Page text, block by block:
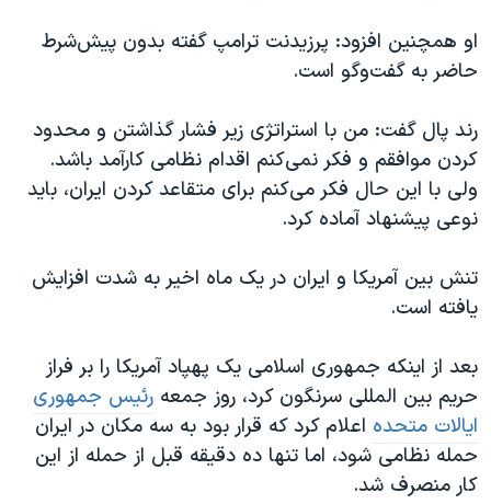
اسرائیل در جنگ
همایش محافظه‌کاران آمریکا «سی‌پک»
صفحه‌های ویژه
سفر پرزیدنت ترامپ به چین
او همچنین افزود: پرزیدنت ترامپ گفته بدون پیش‌شرط
حاضر به گفت‌وگو است.
رند پال گفت: من با استراتژی زیر فشار گذاشتن و محدود
کردن موافقم و فکر نمی‌کنم اقدام نظامی کارآمد باشد.
ولی با این حال فکر می‌کنم برای متقاعد کردن ایران، باید
نوعی پیشنهاد آماده کرد.
تنش بین آمریکا و ایران در یک ماه اخیر به شدت افزایش
یافته است.
بعد از اینکه جمهوری اسلامی یک پهپاد آمریکا را بر فراز
حریم بین المللی سرنگون کرد، روز جمعه رئیس جمهوری
ایالات متحده اعلام کرد که قرار بود به سه مکان در ایران
حمله نظامی شود، اما تنها ده دقیقه قبل از حمله از این
کار منصرف شد.